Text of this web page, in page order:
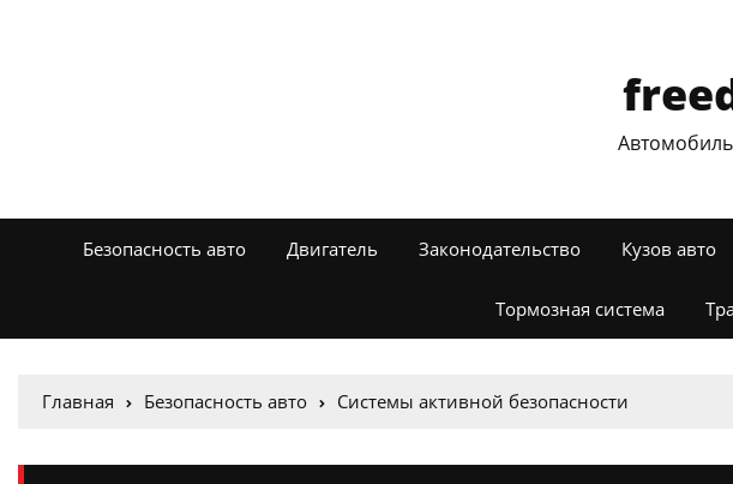
Безопасность авто Двигатель Законодательство Кузов авто
Тормозная система
Главная Безопасность авто Системы активной безопасности